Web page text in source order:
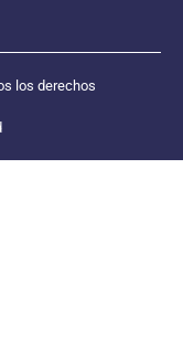
los derechos